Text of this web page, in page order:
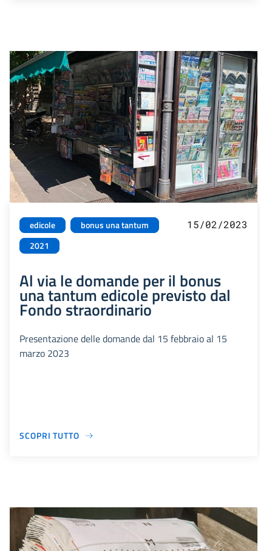
edicole
bonus una tantum
2021
15/02/2023
Al via le domande per il bonus
una tantum edicole previsto dal
Fondo straordinario
Presentazione delle domande dal 15 febbraio al 15
marzo 2023
SCOPRI TUTTO